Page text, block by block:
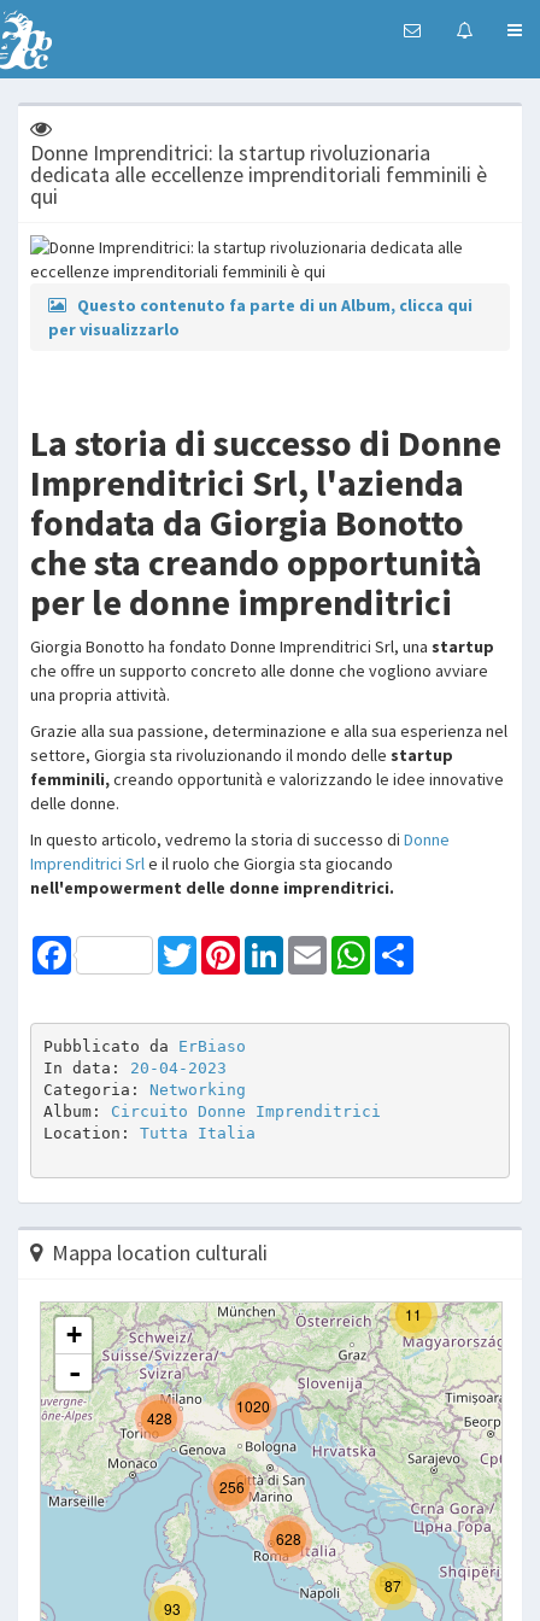
Donne Imprenditrici: la startup rivoluzionaria
dedicata alle eccellenze imprenditoriali femminili è
qui
Questo contenuto fa parte di un Album, clicca qui
per visualizzarlo
La storia di successo di Donne
Imprenditrici Srl, l'azienda
fondata da Giorgia Bonotto
che sta creando opportunità
per le donne imprenditrici
Giorgia Bonotto ha fondato Donne Imprenditrici Srl, una startup
che offre un supporto concreto alle donne che vogliono avviare
una propria attività.
Grazie alla sua passione, determinazione e alla sua esperienza nel
settore, Giorgia sta rivoluzionando il mondo delle startup
femminili,creando opportunità e valorizzando le idee innovative
delle donne.
In questo articolo, vedremo la storia di successo di Donne
Imprenditrici Srle il ruolo che Giorgia sta giocando
nell'empowerment delle donne imprenditrici.
Facebook TwitterPinterestLinkedInEmail WhatsApp
Pubblicato da ErBiaso
In data: 20-04-2023
Categoria: Networking
Album: Circuito Donne Imprenditrici
Location: Tutta Italia
Mappa location culturali